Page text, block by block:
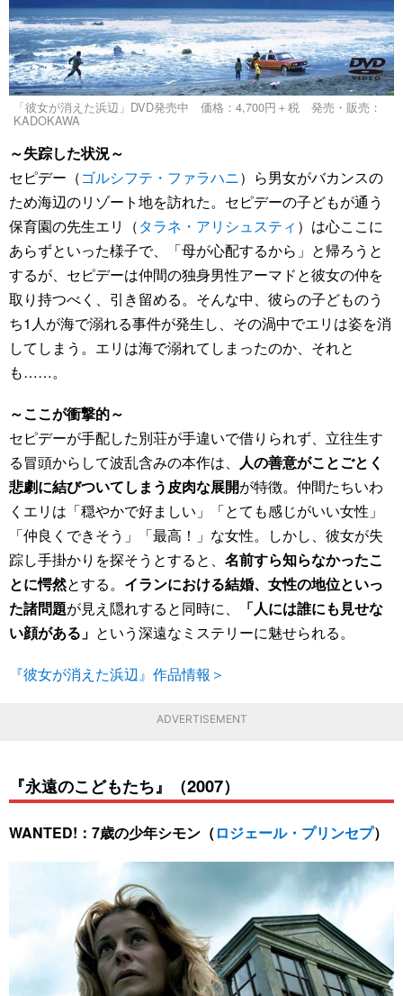
「彼女が消えた浜辺」DVD発売中 価格：4,700円＋税 発売・販売：
KADOKAWA
～失踪した状況～
セピデー（ゴルシフテ・ファラハニ）ら男女がバカンスの
ため海辺のリゾート地を訪れた。セピデーの子どもが通う
保育園の先生エリ（タラネ・アリシュスティ ）は心ここに
あらずといった様子で、「母が心配するから」と帰ろうと
するが、セピデーは仲間の独身男性アーマドと彼女の仲を
取り持つべく、引き留める。そんな中、彼らの子どものう
ち1人が海で溺れる事件が発生し、その渦中でエリは姿を消
してしまう。エリは海で溺れてしまったのか、それと
も……。
～ここが衝撃的～
セピデーが手配した別荘が手違いで借りられず、立往生す
る冒頭からして波乱含みの本作は、 人の善意がことごとく
悲劇に結びついてしまう皮肉な展開が特徴。仲間たちいわ
くエリは「穏やかで好ましい」「とても感じがいい女性」
「仲良くできそう」「最高！」な女性。しかし、彼女が失
踪し手掛かりを探そうとすると、 名前すら知らなかったこ
とに愕然とする。 イランにおける結婚、女性の地位といっ
た諸問題が見え隠れすると同時に、
「人には誰にも見せな
い顔がある」 という深遠なミステリーに魅せられる。
『彼女が消えた浜辺』作品情報＞
ADVERTISEMENT
『永遠のこどもたち』（2007）
WANTED!：7歳の少年シモン（ロジェール・プリンセプ）